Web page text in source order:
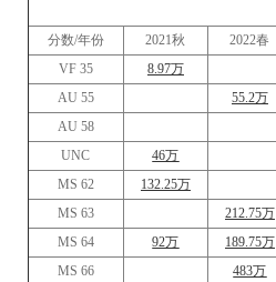
分数/年份
2021秋 2022春
VF 35
8.97万
AU 55
55.2万
AU 58
UNC
46万
MS 62
132.25万
MS 63
212.75万
MS 64
92万
189.75万
MS 66
483万